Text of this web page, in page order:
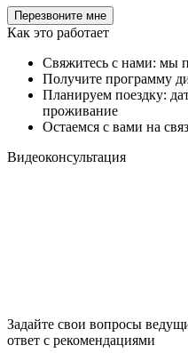
Как это работает
Свяжитесь с нами: мы
Получите программу
Планируем поездку:
проживание
Остаемся с вами на
Видеоконсультация
Задайте свои вопросы
ответ с рекомендациями